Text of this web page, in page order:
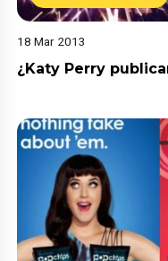
18 Mar 2013
¿Katy Perry